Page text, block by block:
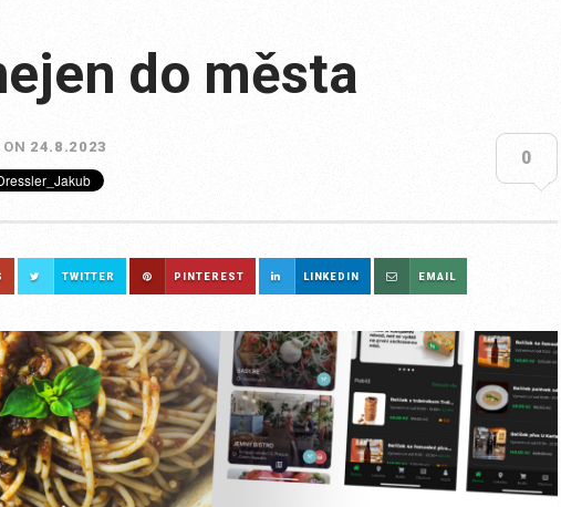
do města
ON 24.8.2023
0
TWITTER PINTEREST LINKEDIN EMAIL